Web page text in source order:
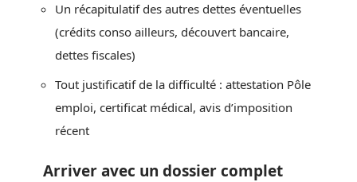
Un récapitulatif des autres dettes éventuelles
(crédits conso ailleurs, découvert bancaire,
dettes fiscales)
Tout justificatif de la difficulté : attestation Pôle
emploi, certificat médical, avis d’imposition
récent
Arriver avec un dossier complet